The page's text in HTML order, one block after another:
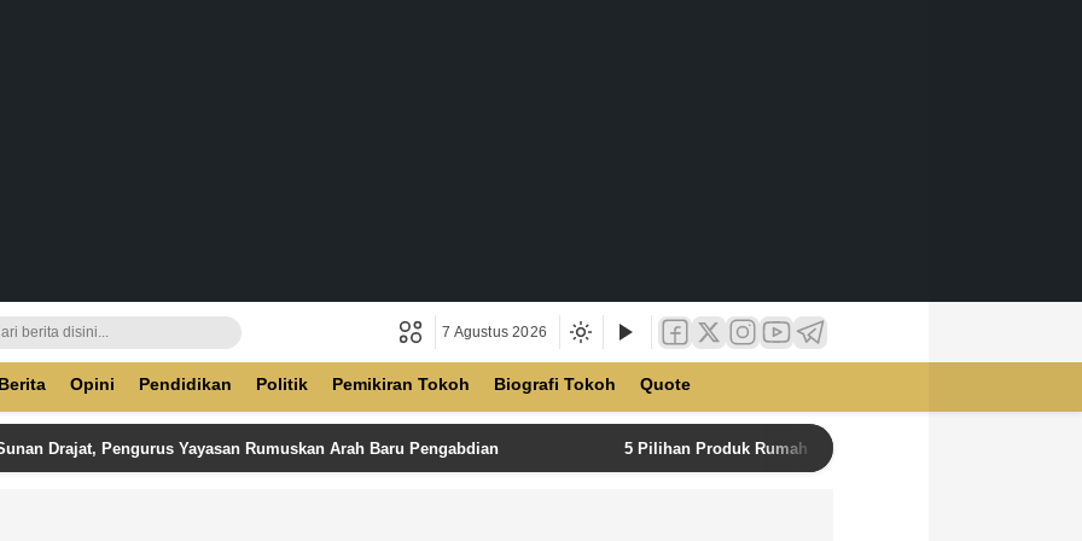
7 Agustus 2026
Berita Opini Pendidikan Politik Pemikiran Tokoh Biografi Tokoh Quote
Drajat, Pengurus Yayasan Rumuskan Arah Baru Pengabdian 5 Pilihan Produk Rumah Tangga Terbaik di Unilever Store